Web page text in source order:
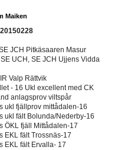
Maiken
JCH Pitkäsaaren Masur
UCH, SE JCH Ujjens Vidda
Valp Rättvik
- 16 Ukl excellent med CK
anlagsprov viltspår
ukl fjällprov mittådalen-16
ukl fält Bolunda/Nederby-16
ÖKL fjäll Mittådalen-17
EKL fält Trossnäs-17
EKL fält Ervalla- 17